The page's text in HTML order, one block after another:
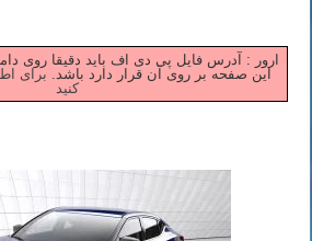
این صفحه بر روی آن قرار دارد باشد. برای
کنید